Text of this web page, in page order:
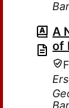
A
of